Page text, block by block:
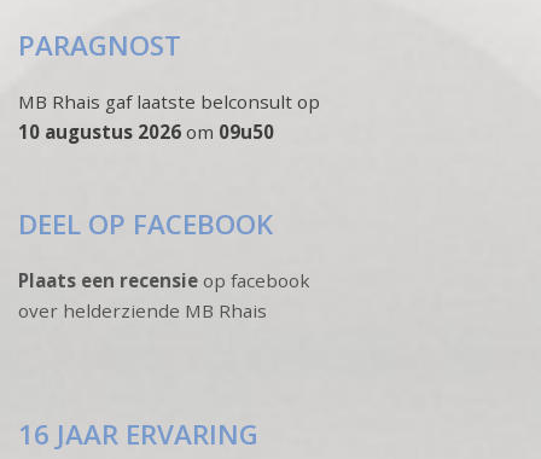
PARAGNOST
MB Rhais gaf laatste belconsult op
10 augustus 2026 om 09u50
DEEL OP FACEBOOK
Plaats een recensie op facebook
over helderziende MB Rhais
16 JAAR ERVARING